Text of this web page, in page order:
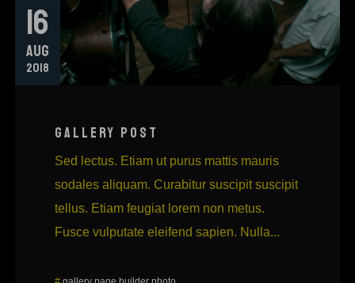
16
AUG
2018
GALLERY POST
Sed lectus. Etiam ut purus mattis mauris
sodales aliquam. Curabitur suscipit suscipit
tellus. Etiam feugiat lorem non metus.
Fusce vulputate eleifend sapien. Nulla...